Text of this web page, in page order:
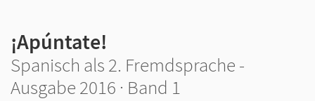
¡Apúntate!
Spanisch als 2. Fremdsprache -
Ausgabe 2016 · Band 1